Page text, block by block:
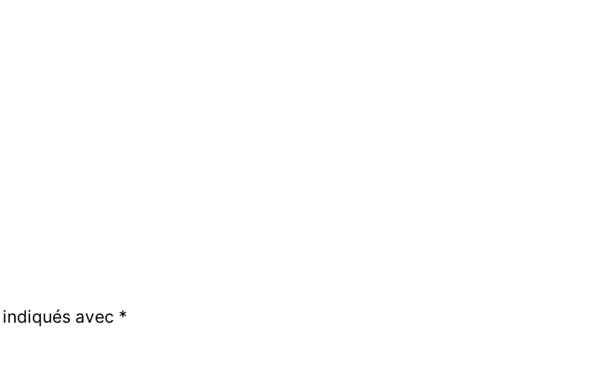
avec *